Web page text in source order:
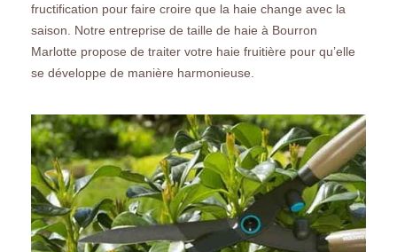
fructification pour faire croire que la haie change avec la
saison. Notre entreprise de taille de haie à Bourron
Marlotte propose de traiter votre haie fruitière pour qu’elle
se développe de manière harmonieuse.